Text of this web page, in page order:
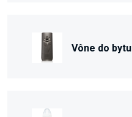
Vône do bytu